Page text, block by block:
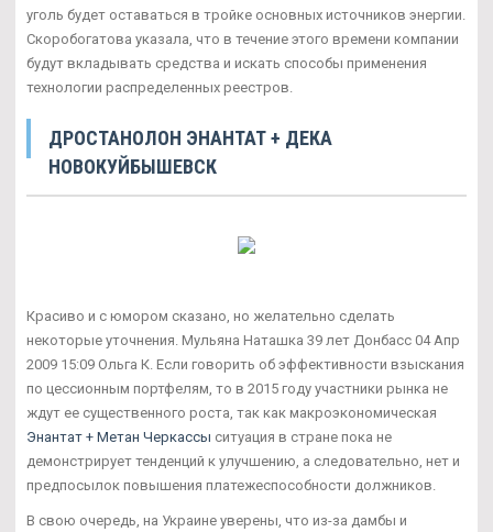
уголь будет оставаться в тройке основных источников энергии.
Скоробогатова указала, что в течение этого времени компании
будут вкладывать средства и искать способы применения
технологии распределенных реестров.
ДРОСТАНОЛОН ЭНАНТАТ + ДЕКА
НОВОКУЙБЫШЕВСК
Красиво и с юмором сказано, но желательно сделать
некоторые уточнения. Мульяна Наташка 39 лет Донбасс 04 Апр
2009 15:09 Ольга К. Если говорить об эффективности взыскания
по цессионным портфелям, то в 2015 году участники рынка не
ждут ее существенного роста, так как макроэкономическая
Энантат + Метан Черкассы ситуация в стране пока не
демонстрирует тенденций к улучшению, а следовательно, нет и
предпосылок повышения платежеспособности должников.
В свою очередь, на Украине уверены, что из-за дамбы и